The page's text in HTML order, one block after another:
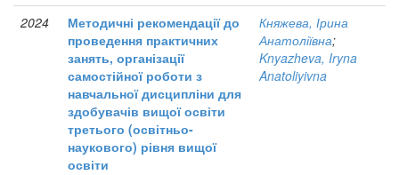
2024
Методичні рекомендації до
проведення практичних
занять, організації
самостійної роботи з
навчальної дисципліни для
здобувачів вищої освіти
третього (освітньо-
наукового) рівня вищої
освіти
Княжева, Ірина
Анатоліївна;
Knyazheva, Iryna
Anatoliyivna